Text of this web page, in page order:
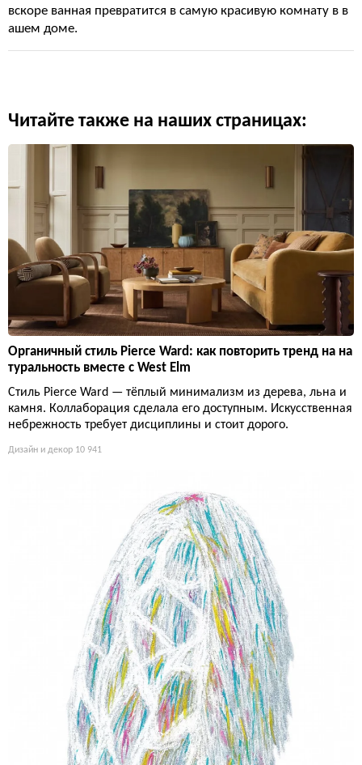
вскоре ванная превратится в самую красивую комнату в в
ашем доме.
Читайте также на наших страницах:
Органичный стиль Pierce Ward: как повторить тренд на на
туральность вместе с West Elm
Стиль Pierce Ward — тёплый минимализм из дерева, льна и
камня. Коллаборация сделала его доступным. Искусственная
небрежность требует дисциплины и стоит дорого.
Дизайн и декор 10 941